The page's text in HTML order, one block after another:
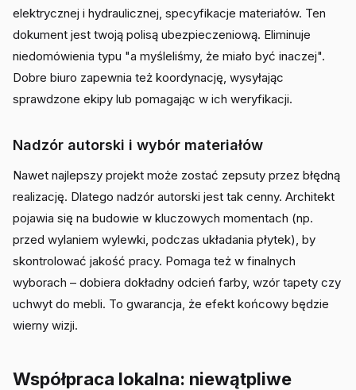
elektrycznej i hydraulicznej, specyfikacje materiałów. Ten
dokument jest twoją polisą ubezpieczeniową. Eliminuje
niedomówienia typu "a myśleliśmy, że miało być inaczej".
Dobre biuro zapewnia też koordynację, wysyłając
sprawdzone ekipy lub pomagając w ich weryfikacji.
Nadzór autorski i wybór materiałów
Nawet najlepszy projekt może zostać zepsuty przez błędną
realizację. Dlatego nadzór autorski jest tak cenny. Architekt
pojawia się na budowie w kluczowych momentach (np.
przed wylaniem wylewki, podczas układania płytek), by
skontrolować jakość pracy. Pomaga też w finalnych
wyborach – dobiera dokładny odcień farby, wzór tapety czy
uchwyt do mebli. To gwarancja, że efekt końcowy będzie
wierny wizji.
Współpraca lokalna: niewątpliwe